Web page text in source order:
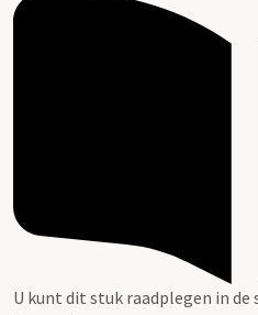
U kunt dit stuk raadplegen in